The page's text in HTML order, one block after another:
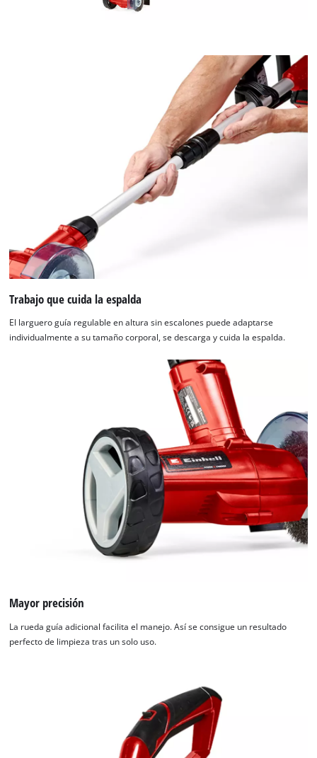
Trabajo que cuida la espalda
El larguero guía regulable en altura sin escalones puede adaptarse
individualmente a su tamaño corporal, se descarga y cuida la espalda.
Mayor precisión
La rueda guía adicional facilita el manejo. Así se consigue un resultado
perfecto de limpieza tras un solo uso.